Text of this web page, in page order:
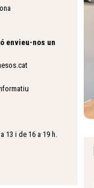
envieu-nos un
13 i de 16 a 19 h.